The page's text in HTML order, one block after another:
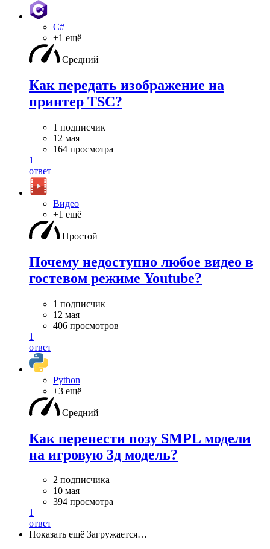
C#
+1 ещё
Средний
Как передать изображение на
принтер TSC?
1 подписчик
12 мая
164 просмотра
1
ответ
Видео
+1 ещё
Простой
Почему недоступно любое видео в
гостевом режиме Youtube?
1 подписчик
12 мая
406 просмотров
1
ответ
Python
+3 ещё
Средний
Как перенести позу SMPL модели
на игровую 3д модель?
2 подписчика
10 мая
394 просмотра
1
ответ
Показать ещё Загружается…